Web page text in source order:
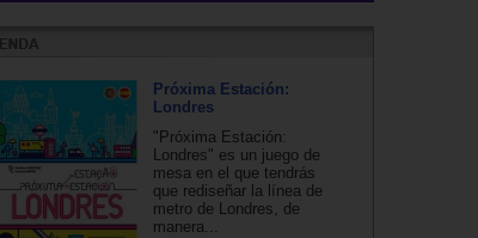
Próxima Estación:
Londres
"Próxima Estación:
Londres" es un juego de
mesa en el que tendrás
que rediseñar la línea de
metro de Londres, de
manera...